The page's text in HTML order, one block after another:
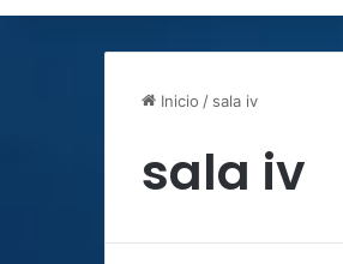
Inicio / sala iv
sala iv